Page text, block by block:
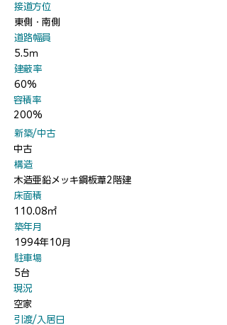
​接道方位
東側・南側
​道路幅員
5.5ｍ
​建蔽率
60%
​容積率
200%
​新築/中古
中古
​構造
木造亜鉛メッキ鋼板葦2階建
​床面積
110.08㎡
​築年月
1994年10月
​駐車場
5台
​現況
空家
​引渡/入居日